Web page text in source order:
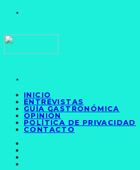
INICIO
ENTREVISTAS
GUÍA GASTRONÓMICA
OPINIÓN
POLÍTICA DE PRIVACIDAD
CONTACTO